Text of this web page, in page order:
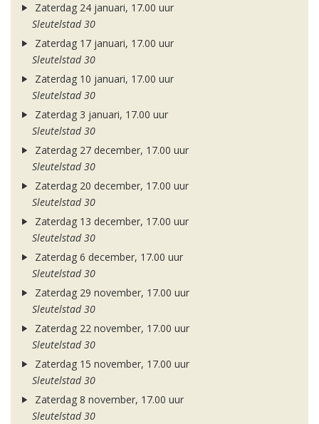
Zaterdag 24 januari, 17.00 uur
Sleutelstad 30
Zaterdag 17 januari, 17.00 uur
Sleutelstad 30
Zaterdag 10 januari, 17.00 uur
Sleutelstad 30
Zaterdag 3 januari, 17.00 uur
Sleutelstad 30
Zaterdag 27 december, 17.00 uur
Sleutelstad 30
Zaterdag 20 december, 17.00 uur
Sleutelstad 30
Zaterdag 13 december, 17.00 uur
Sleutelstad 30
Zaterdag 6 december, 17.00 uur
Sleutelstad 30
Zaterdag 29 november, 17.00 uur
Sleutelstad 30
Zaterdag 22 november, 17.00 uur
Sleutelstad 30
Zaterdag 15 november, 17.00 uur
Sleutelstad 30
Zaterdag 8 november, 17.00 uur
Sleutelstad 30